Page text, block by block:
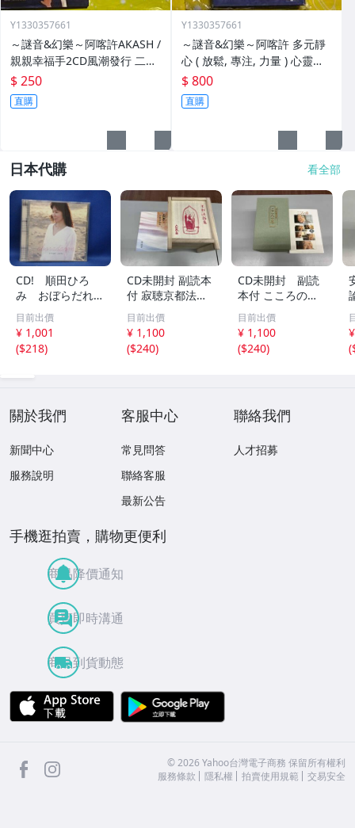
Y1330357661
～謎音&幻樂～阿喀許AKASH /
親親幸福手2CD風潮發行 二手
保存良好，缺外盒
$ 250
直購
Y1330357661
～謎音&幻樂～阿喀許 多元靜
心 ( 放鬆, 專注, 力量 ) 心靈音
樂 2014風潮發行 3CD+DVD
二手保存良好片況新
$ 800
直購
日本代購 看全部
CD! 順田ひろ
み おぼらだれ
ん 帯付き OM
CD-16 42405
目前出價
¥ 1,001
($218)
CD未開封 副読本
付 寂聴京都法話
集 ユーキャン
目前出價
¥ 1,100
($240)
CD未開封 副読
本付 こころの
扉 河合隼雄講話
集
目前出價
¥ 1,100
($240)
(
關於我們
新聞中心
服務說明
客服中心
常見問答
聯絡客服
最新公告
聯絡我們
人才招募
手機逛拍賣，購物更便利
商品降價通知
買賣即時溝通
商品到貨動態
APP Store
facebook ©2026 Yahoo台灣電子商務 保留所有權利
服務條款
隱私權 拍賣使用規範 交易安全